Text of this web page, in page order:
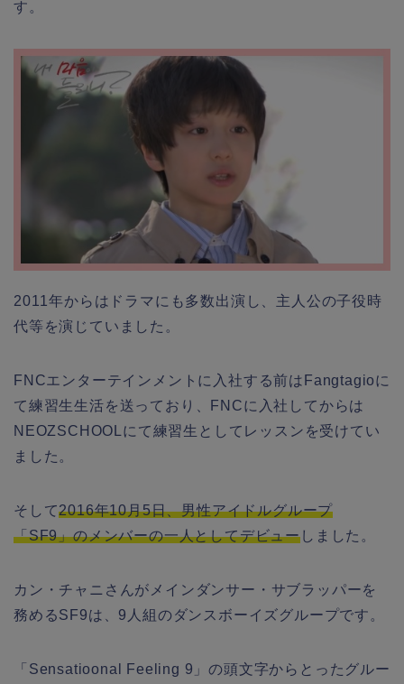
す。
2011年からはドラマにも多数出演し、主人公の子役時
代等を演じていました。
FNCエンターテインメントに入社する前はFangtagioに
て練習生生活を送っており、FNCに入社してからは
NEOZSCHOOLにて練習生としてレッスンを受けてい
ました。
そして2016年10月5日、男性アイドルグループ
「SF9」のメンバーの一人としてデビューしました。
カン・チャニさんがメインダンサー・サブラッパーを
務めるSF9は、9人組のダンスボーイズグループです。
「Sensatioonal Feeling 9」の頭文字からとったグルー